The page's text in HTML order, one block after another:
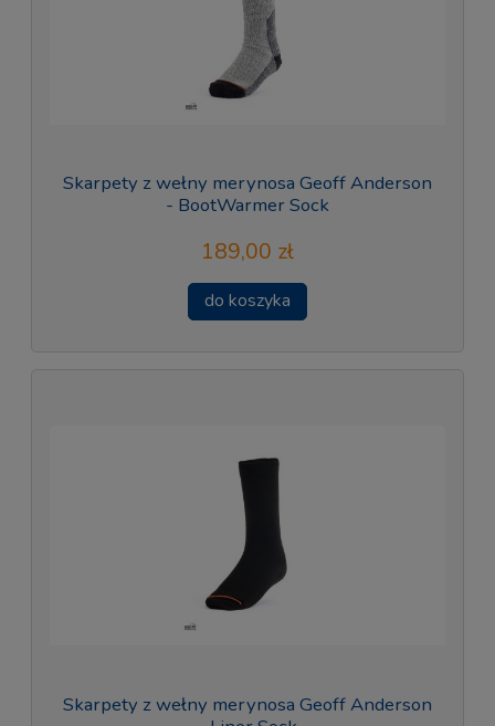
Skarpety z wełny merynosa Geoff Anderson
- BootWarmer Sock
189,00 zł
do koszyka
Skarpety z wełny merynosa Geoff Anderson